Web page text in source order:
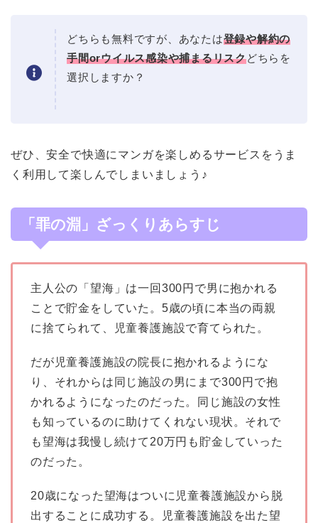
どちらも無料ですが、あなたは登録や解約の
手間orウイルス感染や捕まるリスクどちらを
選択しますか？
ぜひ、安全で快適にマンガを楽しめるサービスをうま
く利用して楽しんでしまいましょう♪
「罪の淵」ざっくりあらすじ
主人公の「望海」は一回300円で男に抱かれる
ことで貯金をしていた。5歳の頃に本当の両親
に捨てられて、児童養護施設で育てられた。
だが児童養護施設の院長に抱かれるようにな
り、それからは同じ施設の男にまで300円で抱
かれるようになったのだった。同じ施設の女性
も知っているのに助けてくれない現状。それで
も望海は我慢し続けて20万円も貯金していった
のだった。
20歳になった望海はついに児童養護施設から脱
出することに成功する。児童養護施設を出た望